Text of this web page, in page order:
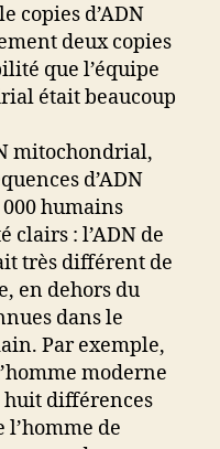
copies d’ADN
deux copies
que l’équipe
était beaucoup
mitochondrial,
d’ADN
humains
clairs : l’ADN de
très différent de
en dehors du
dans le
Par exemple,
moderne
différences
l’homme de